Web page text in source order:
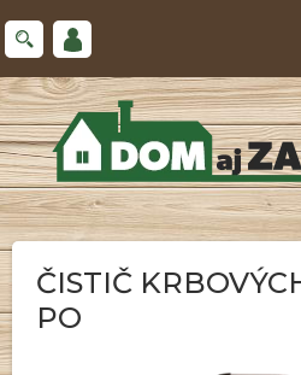
na
obsah
ČISTIČ
PO